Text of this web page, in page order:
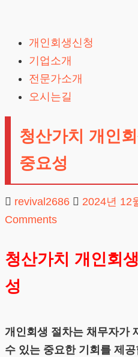
content
개인회생신청
기업소개
전문가소개
오시는길
청산가치 개인
중요성
revival2686 2024년 12
Comments
청산가치 개인회
성
개인회생 절차는 채무자가
수 있는 중요한 기회를 제